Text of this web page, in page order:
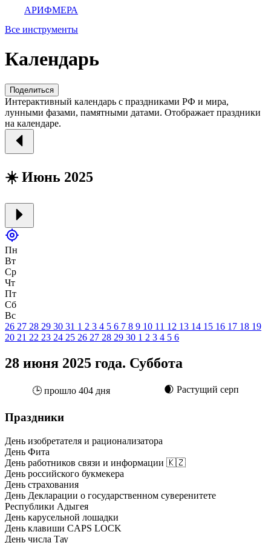
АРИФМЕРА
Все инструменты
Календарь
Поделиться
Интерактивный календарь с праздниками РФ и мира,
лунными фазами, памятными датами. Отображает праздники
на календаре.
☀️ Июнь 2025
Пн
Вт
Ср
Чт
Пт
Сб
Вс
26 27 28 29 30 31 1 2 3 4 5 6 7 8 9 10 11 12 13 14 15 16 17 18 19
20 21 22 23 24 25 26 27 28 29 30 1 2 3 4 5 6
28 июня 2025 года. Суббота
🕒 прошло 404 дня 🌒 Растущий серп
Праздники
День изобретателя и рационализатора
День Фита
День работников связи и информации 🇰🇿
День российского букмекера
День страхования
День Декларации о государственном суверенитете
Республики Адыгея
День карусельной лошадки
День клавиши CAPS LOCK
День числа Тау